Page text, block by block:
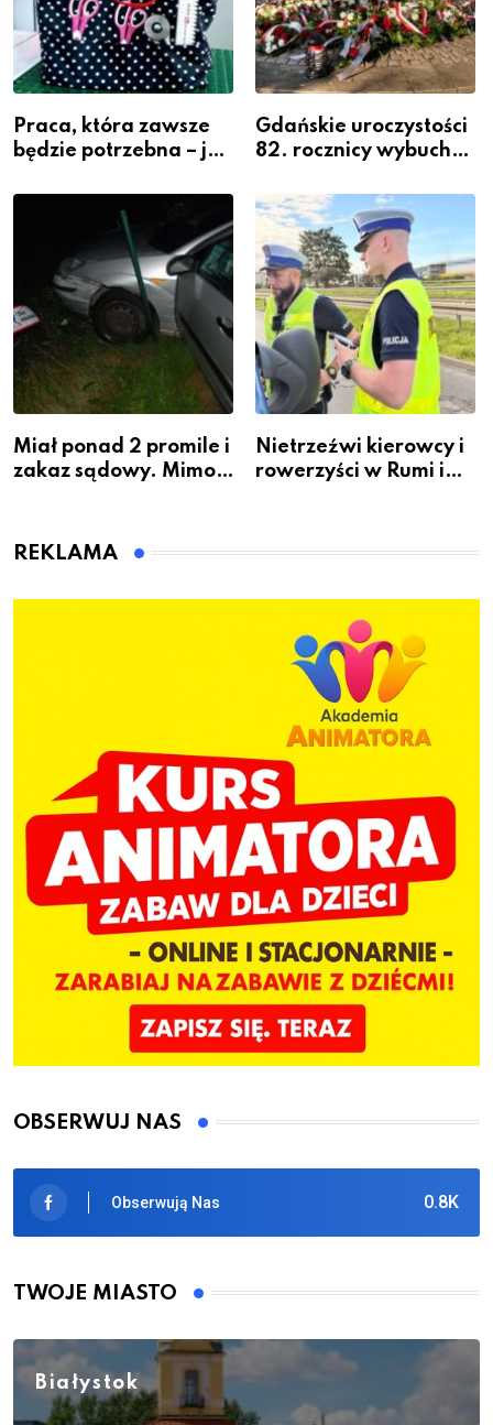
Praca, która zawsze
będzie potrzebna – jak
zawodem przyszłości i
gdzie się go nauczyć?
Gdańskie uroczystości
82. rocznicy wybuchu
Warszawskiego
Miał ponad 2 promile i
zakaz sądowy. Mimo
Bolszewie i uderzył w
Nietrzeźwi kierowcy i
rowerzyści w Rumi i
REKLAMA
OBSERWUJ NAS
0.8K
Obserwują Nas
TWOJE MIASTO
Białystok